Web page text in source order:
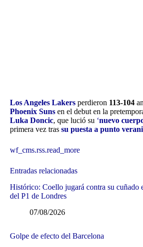
Los Angeles Lakers perdieron 113-104
Phoenix Suns en el debut en la
Luka Doncic, que lució su ‘nuevo
primera vez tras su puesta a punto
wf_cms.rss.read_more
Entradas relacionadas
Histórico: Coello jugará contra su cuñado
del P1 de Londres
07/08/2026
Golpe de efecto del Barcelona